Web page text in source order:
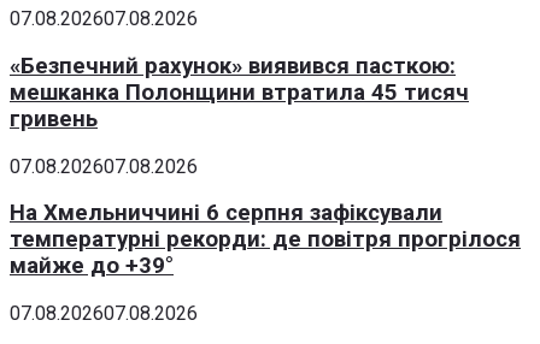
07.08.202607.08.2026
«Безпечний рахунок» виявився пасткою:
мешканка Полонщини втратила 45 тисяч
гривень
07.08.202607.08.2026
На Хмельниччині 6 серпня зафіксували
температурні рекорди: де повітря прогрілося
майже до +39°
07.08.202607.08.2026